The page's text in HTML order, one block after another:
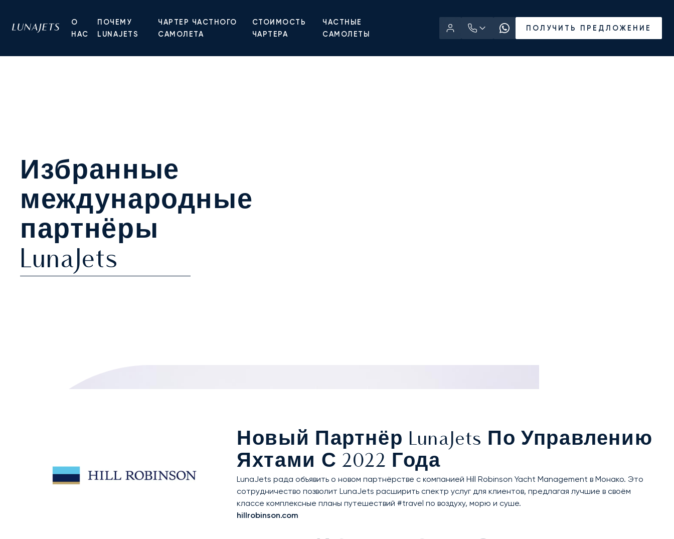
О
НАС
ПОЧЕМУ
LUNAJETS
ЧАРТЕР ЧАСТНОГО
САМОЛЕТА
СТОИМОСТЬ
ЧАРТЕРА
ЧАСТНЫЕ
САМОЛЕТЫ
ПОЛУЧИТЬ ПРЕДЛОЖЕНИЕ
Избранные
международные
партнёры
LunaJets
Новый Партнёр LunaJets По Управлению
Яхтами С 2022 Года
LunaJets рада объявить о новом партнёрстве с компанией Hill Robinson Yacht Management в Монако. Это
сотрудничество позволит LunaJets расширить спектр услуг для клиентов, предлагая лучшие в своём
классе комплексные планы путешествий #travel по воздуху, морю и суше.
hillrobinson.com